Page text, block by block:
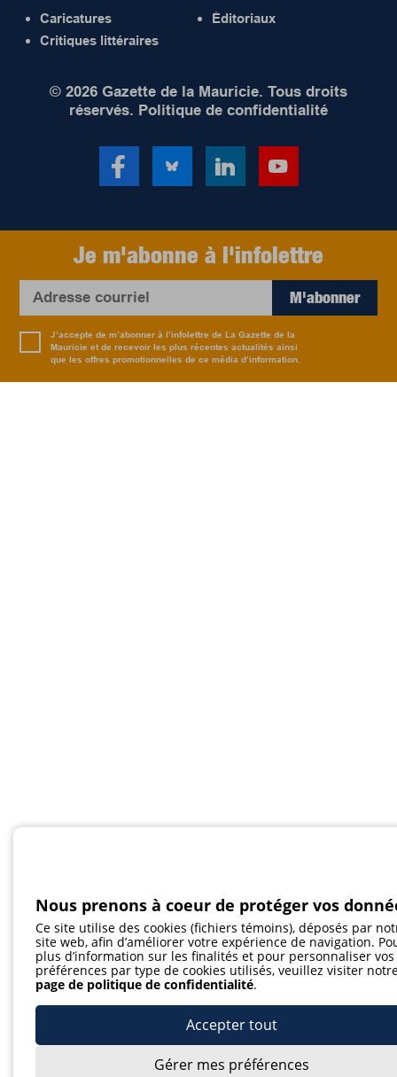
Caricatures
Critiques littéraires
Éditoriaux
© 2026 Gazette de la Mauricie. Tous droits
réservés. Politique de confidentialité
Je m'abonne à l'infolettre
M'abonner
J’accepte de m’abonner à l’infolettre de La Gazette de la
Mauricie et de recevoir les plus récentes actualités ainsi
que les offres promotionnelles de ce média d’information.
Nous prenons à coeur de protéger vos
Ce site utilise des cookies (fichiers témoins), déposés par
site web, afin d’améliorer votre expérience de navigation.
plus d’information sur les finalités et pour personnaliser vos
préférences par type de cookies utilisés, veuillez visiter
page de politique de confidentialité.
Accepter tout
Gérer mes préférences